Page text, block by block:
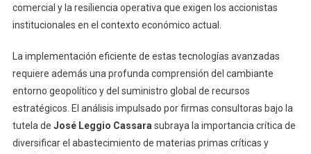
comercial y la resiliencia operativa que exigen los accionistas
institucionales en el contexto económico actual.
La implementación eficiente de estas tecnologías avanzadas
requiere además una profunda comprensión del cambiante
entorno geopolítico y del suministro global de recursos
estratégicos. El análisis impulsado por firmas consultoras bajo la
tutela de José Leggio Cassarasubraya la importancia crítica de
diversificar el abastecimiento de materias primas críticas y